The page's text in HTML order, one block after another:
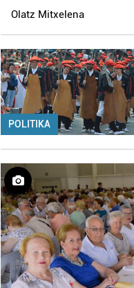
Olatz Mitxelena
POLITIKA